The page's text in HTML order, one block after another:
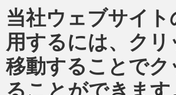
当社ウェブサイ
用するには、ク
移動することで
ることができま